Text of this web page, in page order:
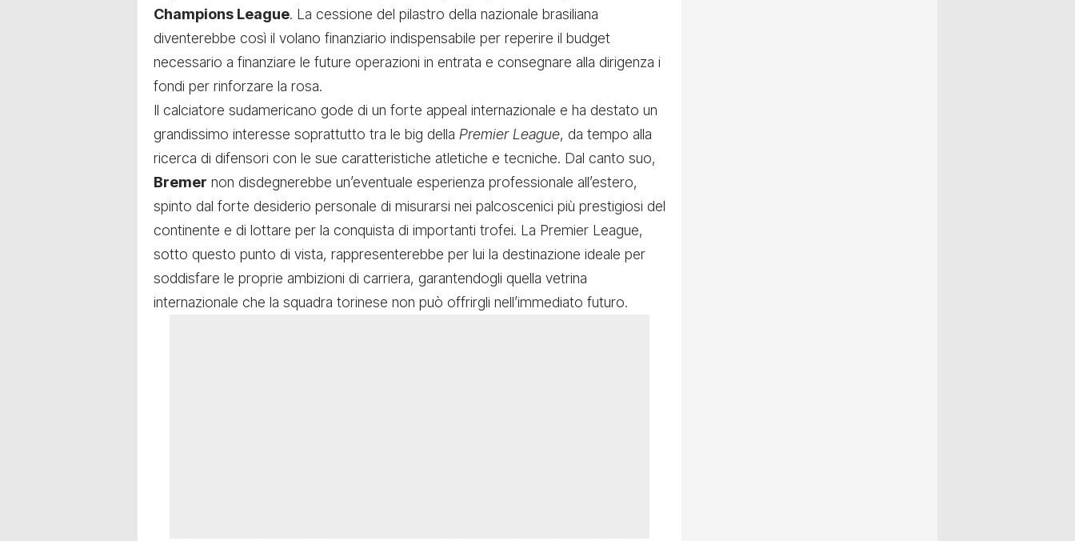
Champions League. La cessione del pilastro della nazionale brasiliana
diventerebbe così il volano finanziario indispensabile per reperire il budget
necessario a finanziare le future operazioni in entrata e consegnare alla dirigenza i
fondi per rinforzare la rosa.
Il calciatore sudamericano gode di un forte appeal internazionale e ha destato un
grandissimo interesse soprattutto tra le big della Premier League, da tempo alla
ricerca di difensori con le sue caratteristiche atletiche e tecniche. Dal canto suo,
Bremer non disdegnerebbe un’eventuale esperienza professionale all’estero,
spinto dal forte desiderio personale di misurarsi nei palcoscenici più prestigiosi del
continente e di lottare per la conquista di importanti trofei. La Premier League,
sotto questo punto di vista, rappresenterebbe per lui la destinazione ideale per
soddisfare le proprie ambizioni di carriera, garantendogli quella vetrina
internazionale che la squadra torinese non può offrirgli nell’immediato futuro.